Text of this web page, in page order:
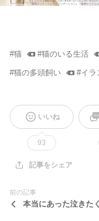
#猫 #猫のいる生活
#猫の多頭飼い #イラ
いいね
93
記事をシェア
前の記事
本当にあった泣きた